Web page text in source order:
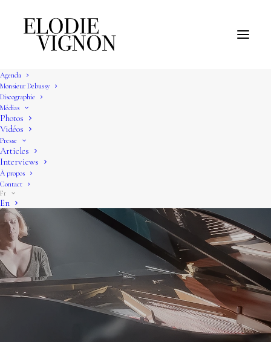
Agenda
Monsieur Debussy
Discographie
Médias
Photos
Vidéos
Presse
Articles
Interviews
À propos
Contact
Fr
En